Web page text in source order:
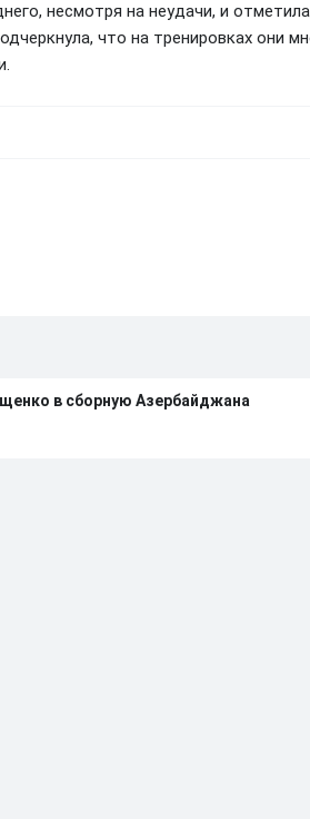
несмотря на неудачи, и
что на тренировках они
в сборную Азербайджана